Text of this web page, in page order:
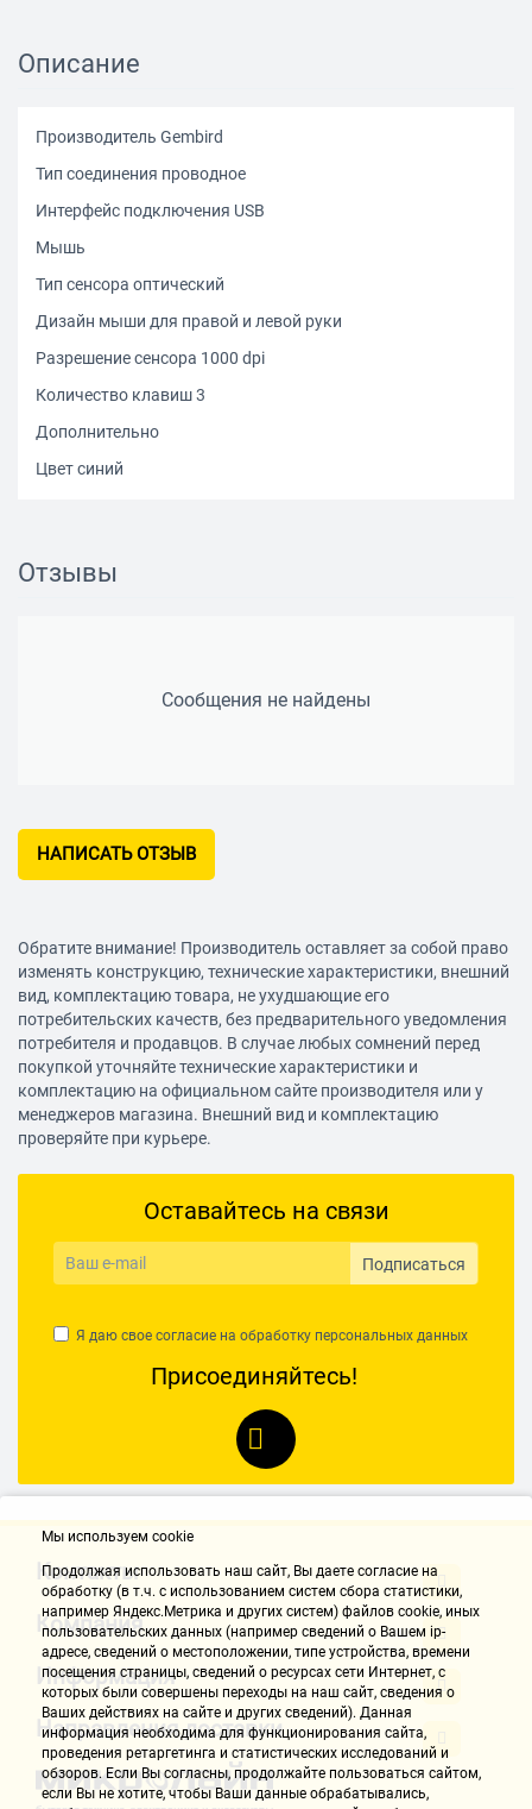
Описание
Производитель Gembird
Тип соединения проводное
Интерфейс подключения USB
Мышь
Тип сенсора оптический
Дизайн мыши для правой и левой руки
Разрешение сенсора 1000 dpi
Количество клавиш 3
Дополнительно
Цвет синий
Отзывы
Сообщения не найдены
НАПИСАТЬ ОТЗЫВ
Обратите внимание! Производитель оставляет за собой право
изменять конструкцию, технические характеристики, внешний
вид, комплектацию товара, не ухудшающие его
потребительских качеств, без предварительного уведомления
потребителя и продавцов. В случае любых сомнений перед
покупкой уточняйте технические характеристики и
комплектацию на официальном сайте производителя или у
менеджеров магазина. Внешний вид и комплектацию
проверяйте при курьере.
Оставайтесь на связи
Подписаться
Я даю свое согласие на обработку персональных данных
Присоединяйтесь!
Контакты
Компания
Информация
Направления доставки
Мы используем cookie
Продолжая использовать наш cайт, Вы даете согласие на
обработку (в т.ч. с использованием систем сбора статистики,
например Яндекс.Метрика и других систем) файлов cookie, иных
пользовательских данных (например сведений о Вашем ip-
адресе, сведений о местоположении, типе устройства, времени
посещения страницы, сведений о ресурсах сети Интернет, с
которых были совершены переходы на наш сайт, сведения о
Ваших действиях на сайте и других сведений). Данная
информация необходима для функционирования сайта,
проведения ретаргетинга и статистических исследований и
обзоров. Если Вы согласны, продолжайте пользоваться сайтом,
если Вы не хотите, чтобы Ваши данные обрабатывались,